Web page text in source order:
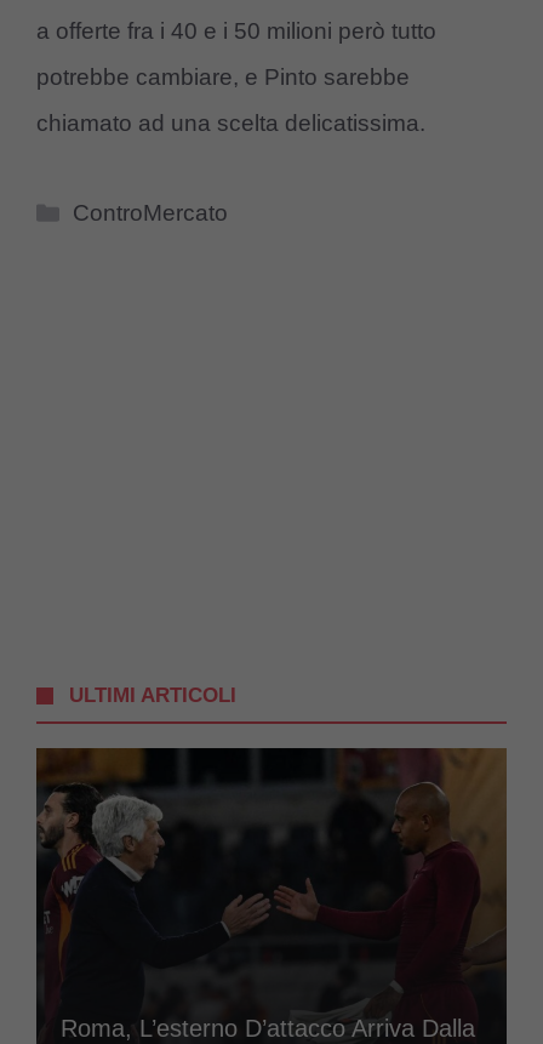
a offerte fra i 40 e i 50 milioni però tutto
potrebbe cambiare, e Pinto sarebbe
chiamato ad una scelta delicatissima.
Categorie
ControMercato
ULTIMI ARTICOLI
Roma, L’esterno D’attacco Arriva Dalla